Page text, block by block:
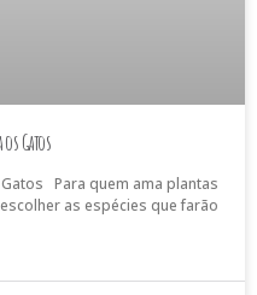
os Gatos
Para quem ama plantas
as espécies que farão